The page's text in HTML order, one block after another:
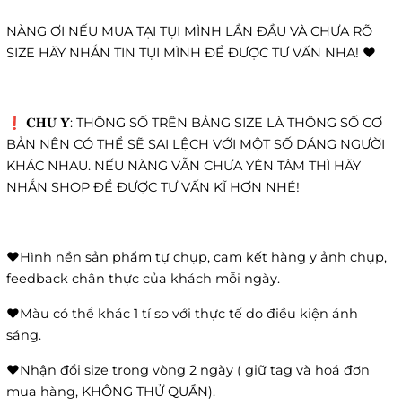
NÀNG ƠI NẾU MUA TẠI TỤI MÌNH LẦN ĐẦU VÀ CHƯA RÕ
SIZE HÃY NHẮN TIN TỤI MÌNH ĐỂ ĐƯỢC TƯ VẤN NHA! ❤️
❗️ 𝐂𝐇𝐔́ 𝐘́: THÔNG SỐ TRÊN BẢNG SIZE LÀ THÔNG SỐ CƠ
BẢN NÊN CÓ THỂ SẼ SAI LỆCH VỚI MỘT SỐ DÁNG NGƯỜI
KHÁC NHAU. NẾU NÀNG VẪN CHƯA YÊN TÂM THÌ HÃY
NHẮN SHOP ĐỂ ĐƯỢC TƯ VẤN KĨ HƠN NHÉ!
❤️Hình nền sản phẩm tự chụp, cam kết hàng y ảnh chụp,
feedback chân thực của khách mỗi ngày.
❤️Màu có thể khác 1 tí so với thực tế do điều kiện ánh
sáng.
❤️Nhận đổi size trong vòng 2 ngày ( giữ tag và hoá đơn
mua hàng, KHÔNG THỬ QUẦN).